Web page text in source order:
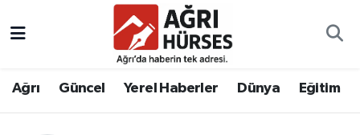
Ağrı Güncel Yerel Haberler Dünya Eğitim
Hava Durumu